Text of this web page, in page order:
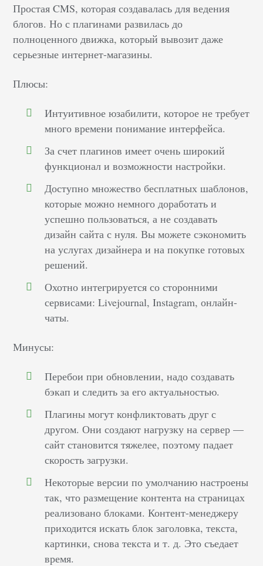
Простая CMS, которая создавалась для ведения
блогов. Но с плагинами развилась до
полноценного движка, который вывозит даже
серьезные интернет-магазины.
Плюсы:
Интуитивное юзабилити, которое не требует
много времени понимание интерфейса.
За счет плагинов имеет очень широкий
функционал и возможности настройки.
Доступно множество бесплатных шаблонов,
которые можно немного доработать и
успешно пользоваться, а не создавать
дизайн сайта с нуля. Вы можете сэкономить
на услугах дизайнера и на покупке готовых
решений.
Охотно интегрируется со сторонними
сервисами: Livejournal, Instagram, онлайн-
чаты.
Минусы:
Перебои при обновлении, надо создавать
бэкап и следить за его актуальностью.
Плагины могут конфликтовать друг с
другом. Они создают нагрузку на сервер —
сайт становится тяжелее, поэтому падает
скорость загрузки.
Некоторые версии по умолчанию настроены
так, что размещение контента на страницах
реализовано блоками. Контент-менеджеру
приходится искать блок заголовка, текста,
картинки, снова текста и т. д. Это съедает
время.